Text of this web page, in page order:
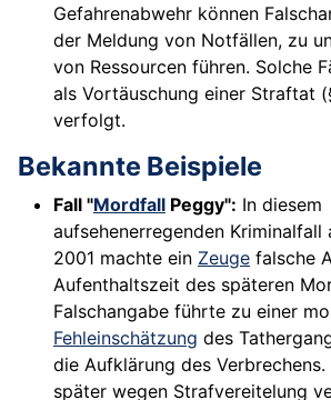
Gefahrenabwehr können
der Meldung von Notfällen, zu
von Ressourcen führen. Solche
als Vortäuschung einer Straftat
verfolgt.
Bekannte Beispiele
Fall "Mordfall Peggy": In diesem
aufsehenerregenden Kriminalfall
2001 machte ein Zeuge falsche
Aufenthaltszeit des späteren
Falschangabe führte zu einer
Fehleinschätzung des
die Aufklärung des
später wegen Strafvereitelung